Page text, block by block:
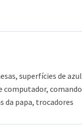
superfícies de
computador,
da papa, trocadores